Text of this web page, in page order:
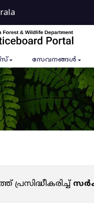
സേവനങ്ങൾ
പ്രസിദ്ധീകരിച്ച്